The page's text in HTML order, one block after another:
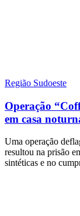
Região Sudoeste
Operação
em casa
Uma operação
resultou na prisão
sintéticas e no